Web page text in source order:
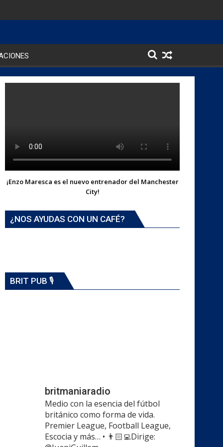
¡Enzo Maresca es el nuevo entrenador del Manchester
City!
¿NOS AYUDAS CON UN CAFÉ?
BRIT PUB 🎙️
britmaniaradio
Medio con la esencia del fútbol
británico como forma de vida.
Premier League, Football League,
Escocia y más… • 👨🏻‍💻Dirige: